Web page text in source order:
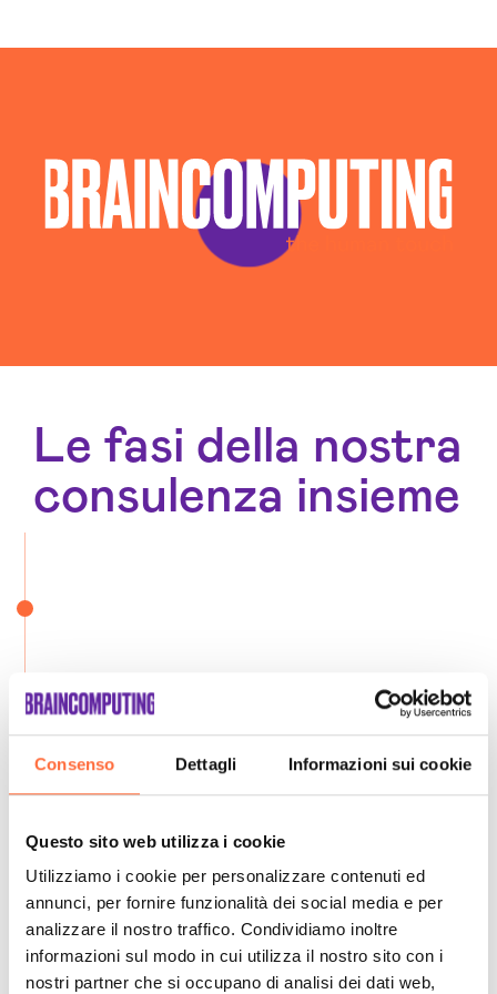
Consenso Dettagli Informazioni sui cookie
Questo sito web utilizza i cookie
Utilizziamo i cookie per personalizzare contenuti ed
annunci, per fornire funzionalità dei social media e per
analizzare il nostro traffico. Condividiamo inoltre
informazioni sul modo in cui utilizza il nostro sito con i
nostri partner che si occupano di analisi dei dati web,
Sviluppo Software Firenze
Sviluppo Software Intelligenza Artificiale Firenze
Sviluppo Soluzioni Intelligenza Artificiale Firenze
Le fasi della nostra
consulenza insieme